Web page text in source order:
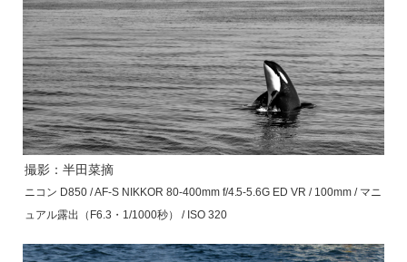
撮影：半田菜摘
ニコン D850 / AF-S NIKKOR 80-400mm f/4.5-5.6G ED VR / 100mm / マニ
ュアル露出（F6.3・1/1000秒） / ISO 320